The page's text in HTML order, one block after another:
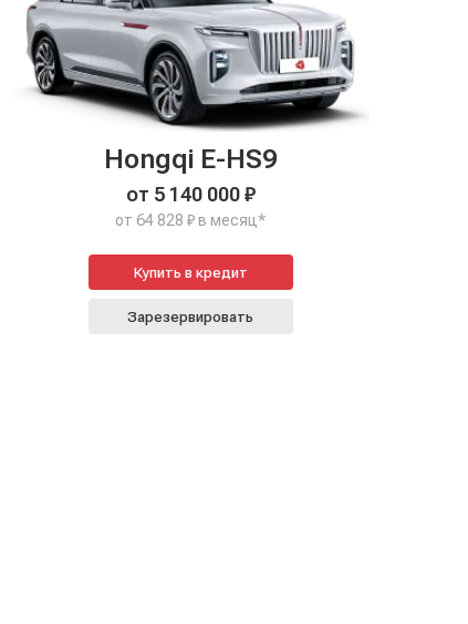
Hongqi E-HS9
от 5 140 000 ₽
от 64 828 ₽ в месяц*
Купить в кредит
Зарезервировать